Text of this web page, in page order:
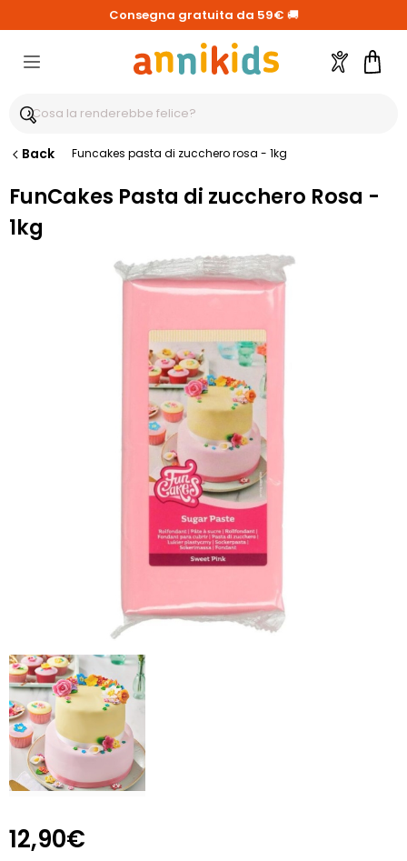
Consegna gratuita da 59€ 🚚
Account
Back Funcakes pasta di zucchero rosa - 1kg
FunCakes Pasta di zucchero Rosa -
1kg
12,90€